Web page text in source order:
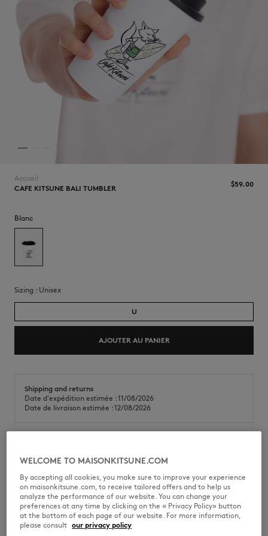
LAST CHANCE
Accueil
CAFE KITSUNE BALI TUMBLER
$‌59.00
Blanc
Sizing : unisex
U
AJOUTER AU PANIER
Shipping and returns
Date d'expédition estimée : 11/08/2026
Date de livraison estimée : 12/08/2026
Collection Capsule Café Kistuné Bali. Gobelet avec impression Barista
Fox sur le devant et "Café Kitsuné Bali".
Gobelet transportable
Capuchon de protection amovible
Bec verseur
Impression Barista Fox sur le devant
Impression « Café Kitsuné Bali » sur le devant
WELCOME TO MAISONKITSUNE.COM
By accepting all cookies, you make sure to improve your experience
on maisonkitsune.com, to receive tailored offers and to help us
analyze the performance of our website. You can change your
preferences at any time by clicking on the « Privacy Policy» button
at the bottom of each page of our website. For more information,
please consult our privacy policy